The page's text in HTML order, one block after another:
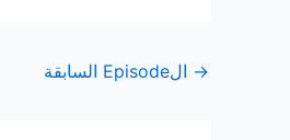
→ الEpisode السابقة